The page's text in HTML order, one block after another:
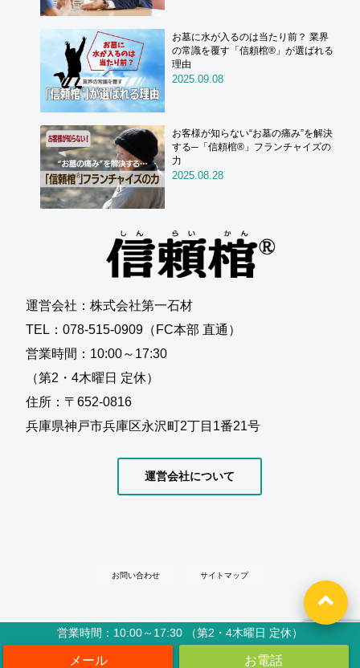
営業時間：10:00～17:30 （第2・4木曜日 定休）
お墓に水が入るのは当たり前？ 業界
の常識を覆す「信頼棺®」が選ばれる
理由
2025.09.08
お客様が知らない“お墓の痛み”を解決
する─「信頼棺®」フランチャイズの
力
2025.08.28
運営会社：株式会社第一石材
TEL：078-515-0909（FC本部 直通）
営業時間：10:00～17:30
（第2・4木曜日 定休）
住所：〒652-0816
兵庫県神戸市兵庫区永沢町2丁目1番21号
運営会社について
お問い合わせ サイトマップ
Copyright©水の入らないお墓『信頼棺®』 フランチャイズ加盟店募集, 2025 All